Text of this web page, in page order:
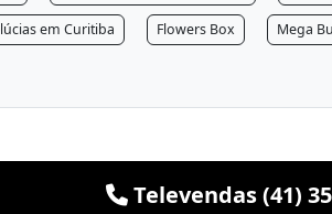
em Curitiba Flowers Box Mega
Televendas (41)